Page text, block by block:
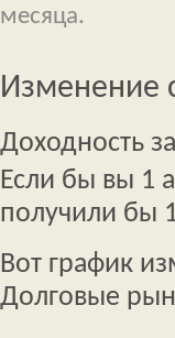
месяца.
Изменение
Доходность
Если бы вы 1
получили бы
Вот график
Долговые